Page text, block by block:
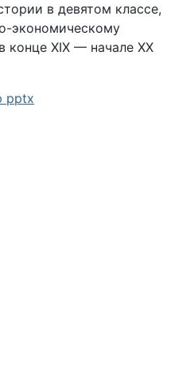
в девятом классе,
экономическому
конце XIX — начале XX
pptx